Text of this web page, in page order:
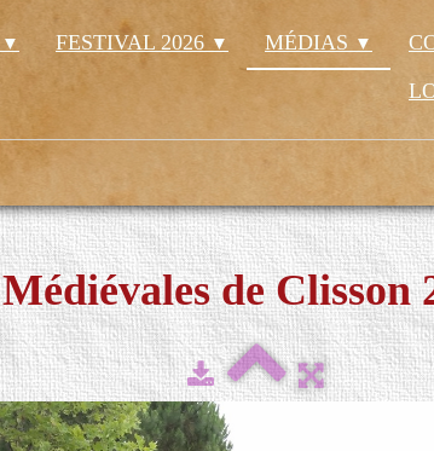
▼ FESTIVAL 2026 ▼ MÉDIAS ▼
Médiévales de Clisson